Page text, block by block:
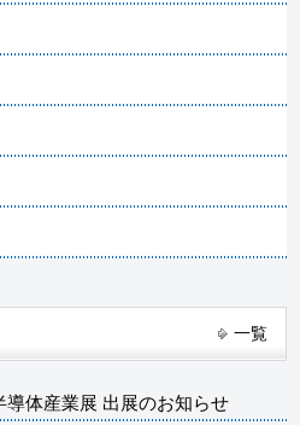
一覧
導体産業展 出展のお知らせ